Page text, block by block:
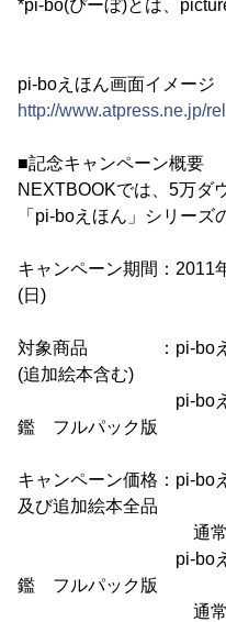
*pi-bo(ぴーぼ)とは、
pi-boえほん画面イメージ
http://www.atpress.ne.jp/
■記念キャンペーン概要
NEXTBOOKでは、5万ダ
「pi-boえほん」シリーズ
キャンペーン期間：2011
(日)
対象商品 ：pi-boえ
(追加絵本含む)
pi-boえほん は
鑑 フルパック版
キャンペーン価格：pi-
及び追加絵本全品
通常価格
pi-boえほん は
鑑 フルパック版
通常価格